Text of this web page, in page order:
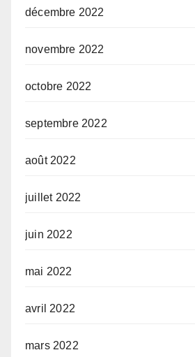
décembre 2022
novembre 2022
octobre 2022
septembre 2022
août 2022
juillet 2022
juin 2022
mai 2022
avril 2022
mars 2022